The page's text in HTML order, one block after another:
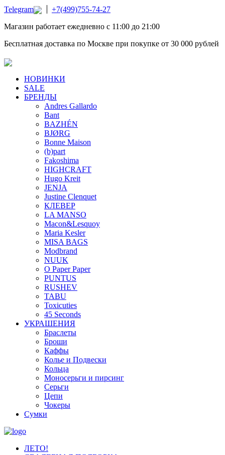
Telegram
+7(499)755-74-27
Магазин работает ежедневно с 11:00 до 21:00
Бесплатная доставка по Москве при покупке от 30 000 рублей
НОВИНКИ
SALE
БРЕНДЫ
Andres Gallardo
Bant
BAZHÉN
BJØRG
Bonne Maison
(b)part
Fakoshima
HIGHCRAFT
Hugo Kreit
JENJA
Justine Clenquet
КЛЕВЕР
LA MANSO
Macon&Lesquoy
Maria Kesler
MISA BAGS
Modbrand
NUUK
O Paper Paper
PUNTUS
RUSHEV
TABU
Toxicuties
45 Seconds
УКРАШЕНИЯ
Браслеты
Броши
Каффы
Колье и Подвески
Кольца
Моносерьги и пирсинг
Серьги
Цепи
Чокеры
Сумки
ЛЕТО!